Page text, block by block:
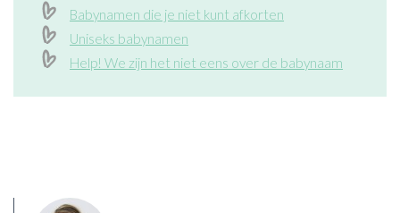
Babynamen die je niet kunt afkorten
Uniseks babynamen
Help! We zijn het niet eens over de babynaam